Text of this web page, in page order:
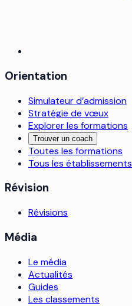
Orientation
Simulateur d’admission
Stratégie de vœux
Explorer les formations
Trouver un coach
Toutes les formations
Tous les établissements
Révision
Révisions
Média
Le média
Actualités
Guides
Les classements